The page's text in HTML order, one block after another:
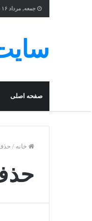
جمعه, مرداد ۱۶ ۱۴۰۵
صفحه اصلی
خانه /